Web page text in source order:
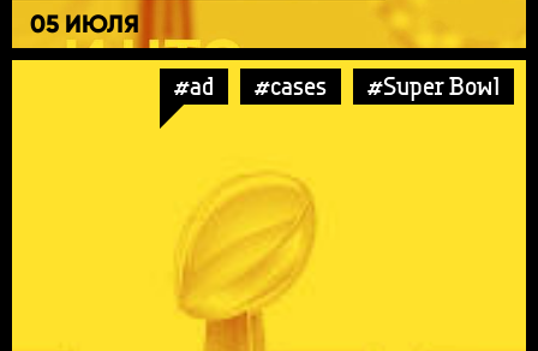
05 ИЮЛЯ
#ad #cases #Super Bowl